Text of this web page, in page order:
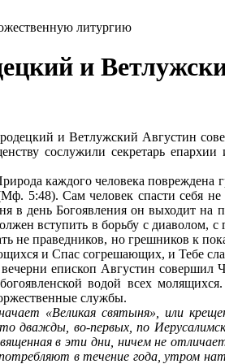
литургию
и
и Ветлужский Августин
сослужили секретарь
каждого человека
5:48). Сам человек спасти себя
день Богоявления он выходит на
вступить в борьбу с диаволом, с
не праведников, но грешников к
и Спас согрешающих, и Тебе
епископ Августин совершил
водой всех
службы.
«Великая святыня», или
дважды, во-первых, по
в эти дни, ничем не
в течение года, утром